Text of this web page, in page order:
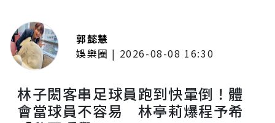
郭懿慧
娛樂圈 | 2026-08-08 16:30
林子閎客串足球員跑到快暈倒！體
會當球員不容易 林亭莉爆程予希